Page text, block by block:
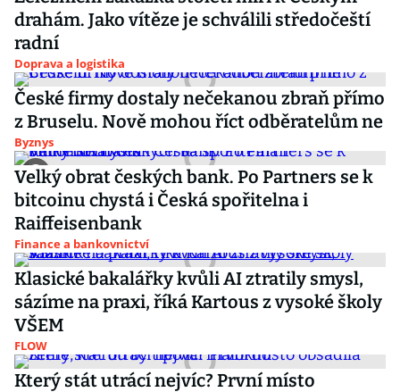
drahám. Jako vítěze je schválili středočeští
radní
Doprava a logistika
České firmy dostaly nečekanou zbraň přímo
z Bruselu. Nově mohou říct odběratelům ne
Byznys
Velký obrat českých bank. Po Partners se k
bitcoinu chystá i Česká spořitelna i
Raiffeisenbank
Finance a bankovnictví
Klasické bakalářky kvůli AI ztratily smysl,
sázíme na praxi, říká Kartous z vysoké školy
VŠEM
FLOW
Který stát utrácí nejvíc? První místo